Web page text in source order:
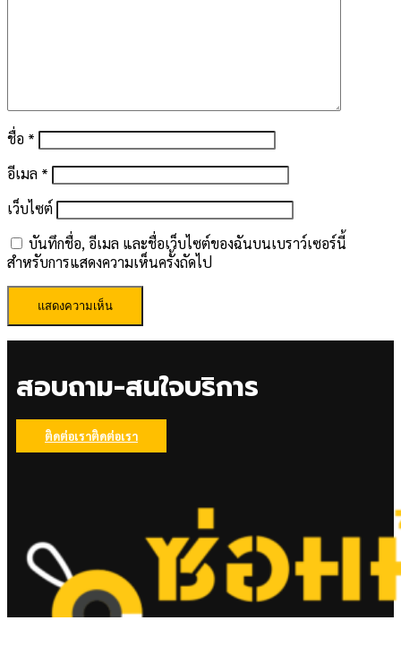
ชื่อ *
อีเมล *
เว็บไซต์
บันทึกชื่อ, อีเมล และชื่อเว็บไซต์ของฉันบนเบราว์เซอร์นี้
สำหรับการแสดงความเห็นครั้งถัดไป
สอบถาม-สนใจบริการ
ติดต่อเราติดต่อเรา